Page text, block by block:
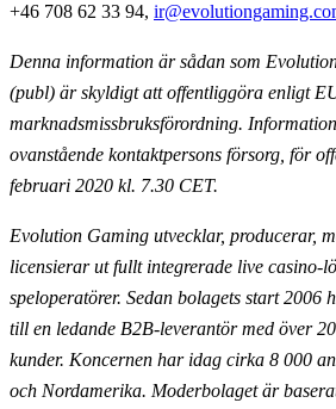
+46 708 62 33 94,
Denna information är sådan som
(publ) är skyldigt att offentliggöra enligt
marknadsmissbruksförordning.
ovanstående kontaktpersons försorg, för
februari 2020 kl. 7.30 CET.
Evolution Gaming utvecklar, producerar,
licensierar ut fullt integrerade live casino-
speloperatörer. Sedan bolagets start 2006
till en ledande B2B-leverantör med över
kunder. Koncernen har idag cirka 8 000
och Nordamerika. Moderbolaget är